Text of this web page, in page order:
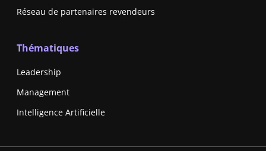
Réseau de partenaires revendeurs
Thématiques
Leadership
Management
Intelligence Artificielle